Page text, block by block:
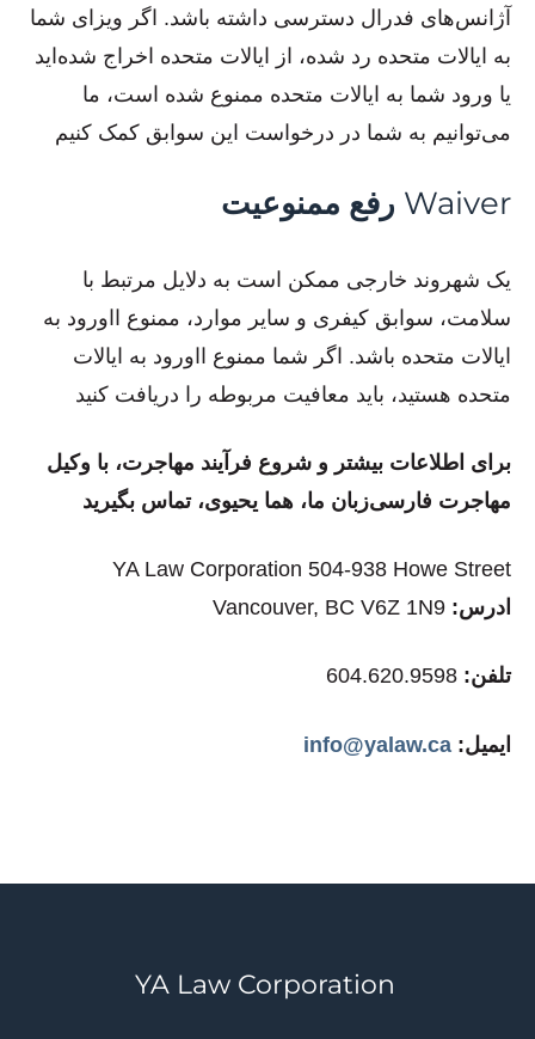
آژانس‌های فدرال دسترسی داشته باشد. اگر ویزای شما
به ایالات متحده رد شده، از ایالات متحده اخراج شده‌اید
یا ورود شما به ایالات متحده ممنوع شده است، ما
می‌توانیم به شما در درخواست این سوابق کمک کنیم
Waiver
یک شهروند خارجی ممکن است به دلایل مرتبط با
سلامت، سوابق کیفری و سایر موارد، ممنوع ااورود به
ایالات متحده باشد. اگر شما ممنوع ااورود به ایالات
متحده هستید، باید معافیت مربوطه را دریافت کنید
برای اطلاعات بیشتر و شروع فرآیند مهاجرت، با وکیل
مهاجرت فارسی‌زبان ما، هما یحیوی، تماس بگیرید
YA Law Corporation 504-938 Howe Street
Vancouver, BC V6Z 1N9 :ادرس
تلفن:
info@yalaw.ca :ایمیل
YA Law Corporation